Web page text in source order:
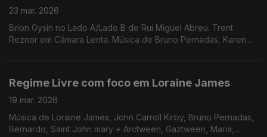
23 mar. 2026
Brion Gysin no Lado A/Lado B de Rui Miguel Abreu. Trent
Reznor em Câmara Lenta. Música de Bruno Pernadas, Karen
Regime Livre com foco em Loraine James
19 mar. 2026
Música de Loraine James, John Carroll Kirby, Bruno Pernadas,
Bernardo, Saint John mary + Arctween, Gaztween, Maria,